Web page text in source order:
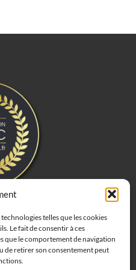
telles que les cookies
Le fait de consentir à ces
que le comportement de navigation
de retirer son consentement peut